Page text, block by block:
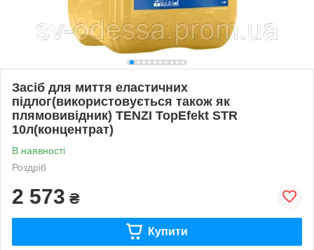
Засіб для миття еластичних
підлог(використовується також як
плямовивідник) TENZI TopEfekt STR
10л(концентрат)
В наявності
Роздріб
2 573 ₴
Купити